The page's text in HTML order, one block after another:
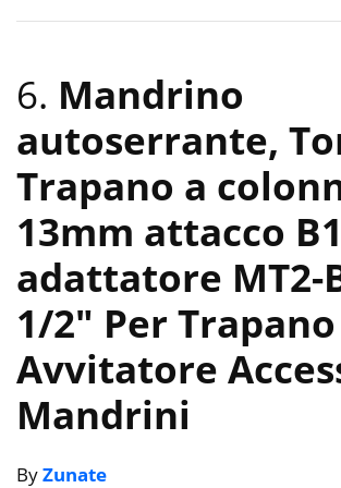
6. Mandrino
autoserrante,
Trapano a
13mm attacco
adattatore MT2-
1/2″ Per Trapano
Avvitatore
Mandrini
ByZunate